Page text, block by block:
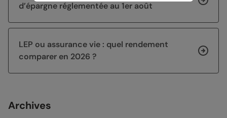
d’épargne réglementée au 1er août
LEP ou assurance vie : quel rendement
comparer en 2026 ?
Archives